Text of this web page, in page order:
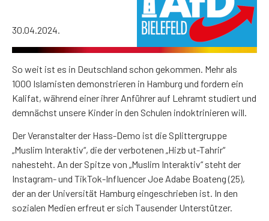
30.04.2024.
So weit ist es in Deutschland schon gekommen. Mehr als
1000 Islamisten demonstrieren in Hamburg und fordern ein
Kalifat, während einer ihrer Anführer auf Lehramt studiert und
demnächst unsere Kinder in den Schulen indoktrinieren will.
Der Veranstalter der Hass-Demo ist die Splittergruppe
„Muslim Interaktiv“, die der verbotenen „Hizb ut-Tahrir“
nahesteht. An der Spitze von „Muslim Interaktiv“ steht der
Instagram- und TikTok-Influencer Joe Adabe Boateng (25),
der an der Universität Hamburg eingeschrieben ist. In den
sozialen Medien erfreut er sich Tausender Unterstützer.